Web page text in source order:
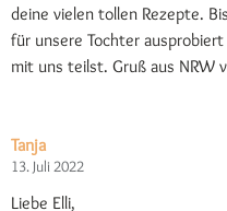
deine vielen tollen Rezepte.
für unsere Tochter
mit uns teilst. Gruß aus NRW
Tanja
13. Juli 2022
Liebe Elli,